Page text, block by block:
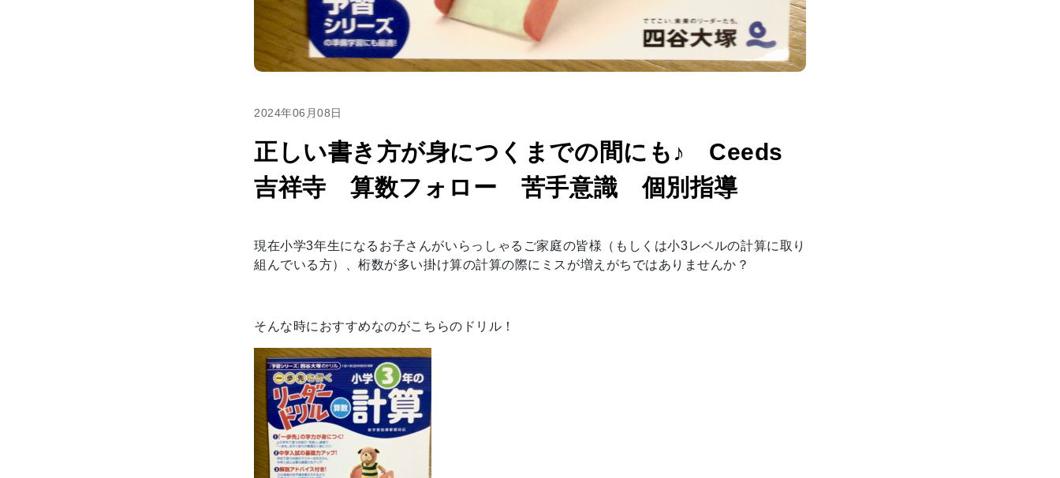
2024年06月08日
正しい書き方が身につくまでの間にも♪ Ceeds
吉祥寺 算数フォロー 苦手意識 個別指導
現在小学3年生になるお子さんがいらっしゃるご家庭の皆様（もしくは小3レベルの計算に取り
組んでいる方）、桁数が多い掛け算の計算の際にミスが増えがちではありませんか？
そんな時におすすめなのがこちらのドリル！